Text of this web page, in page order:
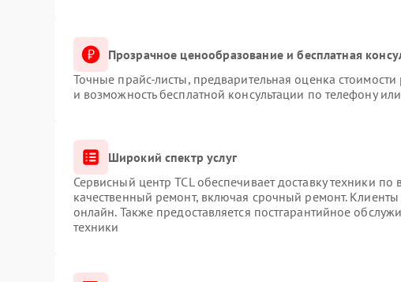
Прозрачное ценообразование и бесплатная
Точные прайс-листы, предварительная оценка
и возможность бесплатной консультации по телефону
Широкий спектр услуг
Сервисный центр TCL обеспечивает доставку техники
качественный ремонт, включая срочный ремонт. Клиенты
онлайн. Также предоставляется постгарантийное
техники